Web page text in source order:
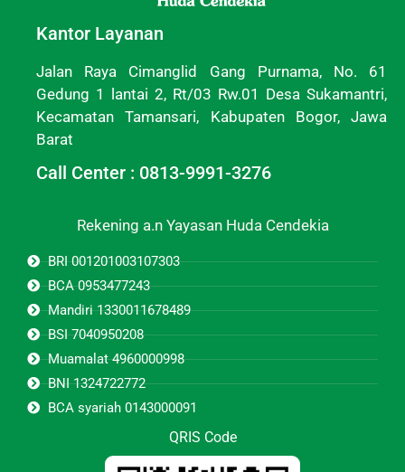
Kantor Layanan
Jalan Raya Cimanglid Gang Purnama, No. 61
Gedung 1 lantai 2, Rt/03 Rw.01 Desa Sukamantri,
Kecamatan Tamansari, Kabupaten Bogor, Jawa
Barat
Call Center : 0813-9991-3276
Rekening a.n Yayasan Huda Cendekia
BRI 001201003107303
BCA 0953477243
Mandiri 1330011678489
BSI 7040950208
Muamalat 4960000998
BNI 1324722772
BCA syariah 0143000091
QRIS Code